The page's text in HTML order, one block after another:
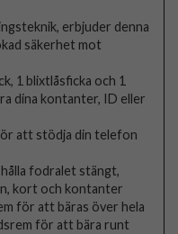
erbjuder denna
säkerhet mot
1 blixtlåsficka och 1
dina kontanter, ID eller
att stödja din telefon
fodralet stängt,
kort och kontanter
för att bäras över hela
för att bära runt